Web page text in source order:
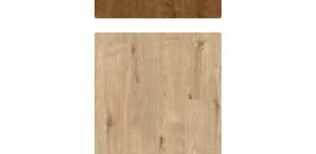
ES441
Boston oak